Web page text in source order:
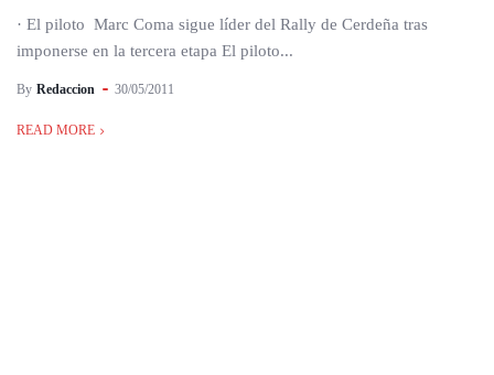
· El piloto Marc Coma sigue líder del Rally de Cerdeña tras
imponerse en la tercera etapa El piloto...
By Redaccion 30/05/2011
READ MORE